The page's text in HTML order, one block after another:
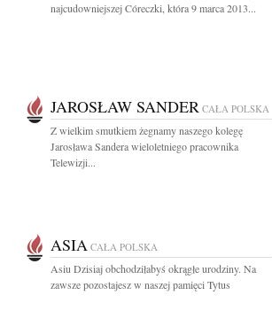
najcudowniejszej Córeczki, która 9 marca 2013...
JAROSŁAW SANDER CAŁA POLSKA
Z wielkim smutkiem żegnamy naszego kolegę
Jarosława Sandera wieloletniego pracownika
Telewizji...
ASIA CAŁA POLSKA
Asiu Dzisiaj obchodziłabyś okrągłe urodziny. Na
zawsze pozostajesz w naszej pamięci Tytus